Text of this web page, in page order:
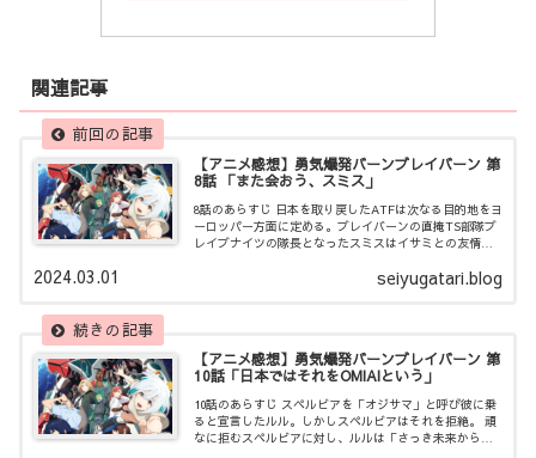
関連記事
【アニメ感想】勇気爆発バーンブレイバーン 第
8話 「また会おう、スミス」
8話のあらすじ 日本を取り戻したATFは次なる目的地をヨ
ーロッパー方面に定める。ブレイバーンの直掩TS部隊ブ
レイブナイツの隊長となったスミスはイサミとの友情を
港直前、一帯は深い霧に覆われ視界も通信も途絶してし
seiyugatari.blog
2024.03.01
【アニメ感想】勇気爆発バーンブレイバーン 第
10話「日本ではそれをOMIAIという」
10話のあらすじ スペルビアを「オジサマ」と呼び彼に乗
ると宣言したルル。しかしスペルビアはそれを拒絶。 頑
なに拒むスペルビアに対し、ルルは「さっき未来から来